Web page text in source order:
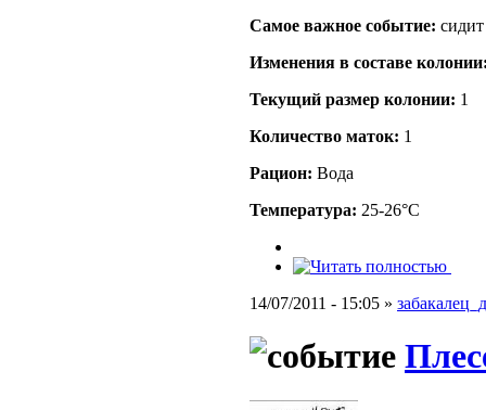
Самое важное событие:
Изменения в составе
Текущий размер кoлонии: 1
Количество маток: 1
Рацион: Вода
Температура: 25-26°C
14/07/2011 - 15:05 »